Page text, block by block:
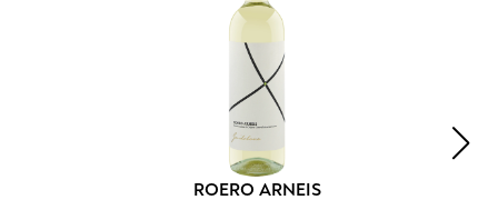
ROERO ARNEIS